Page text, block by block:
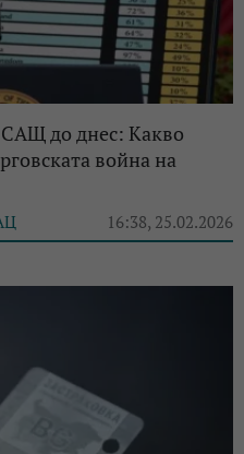
до днес: Какво
война на
16:38, 25.02.2026